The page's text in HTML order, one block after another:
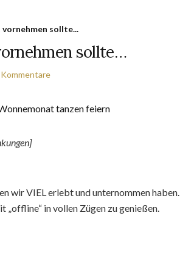
sollte...
sollte…
wir VIEL erlebt und unternommen haben.
„offline“ in vollen Zügen zu genießen.